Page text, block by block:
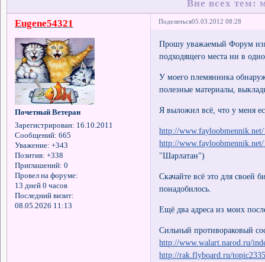
Вне всех тем:
Поделиться05.03.2012 08:28
Eugene54321
Почетный Ветеран
Зарегистрирован: 16.10.2011
Сообщений: 665
Уважение: +343
Позитив: +338
Приглашений: 0
Провел на форуме:
13 дней 0 часов
Последний визит:
08.05.2026 11:13
Прошу уважаемый Форум
подходящего места ни в
У моего племянника
полезные материалы,
Я выложил всё, что у меня
http://www.fayloobmennik.net/
http://www.fayloobmennik.net/
"Шарлатан")
Скачайте всё это для своей
понадобилось.
Ещё два адреса из моих
Сильный противораковый
http://www.walart.narod.ru/
http://rak.flyboard.ru/